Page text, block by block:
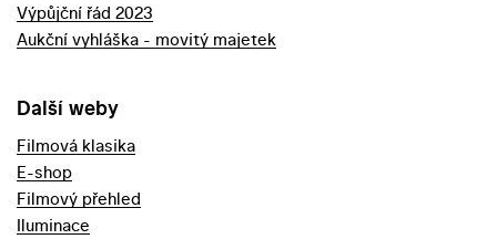
Výpůjční řád 2023
Aukční vyhláška - movitý majetek
Další weby
Filmová klasika
E-shop
Filmový přehled
Iluminace